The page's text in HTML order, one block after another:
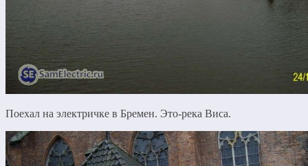
Поехал на электричке в Бремен. Это-река Виса.